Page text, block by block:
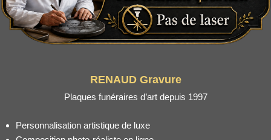
RENAUD Gravure
Plaques funéraires d’art depuis 1997
Personnalisation artistique de luxe